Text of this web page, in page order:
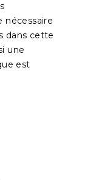
nécessaire
dans cette
une
est